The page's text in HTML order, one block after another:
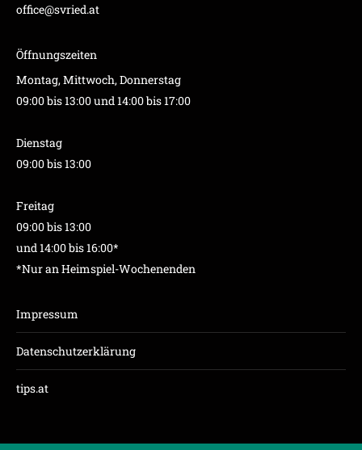
office@svried.at
Öffnungszeiten
Montag, Mittwoch, Donnerstag
09:00 bis 13:00 und 14:00 bis 17:00
Dienstag
09:00 bis 13:00
Freitag
09:00 bis 13:00
und 14:00 bis 16:00*
*Nur an Heimspiel-Wochenenden
Impressum
Datenschutzerklärung
tips.at